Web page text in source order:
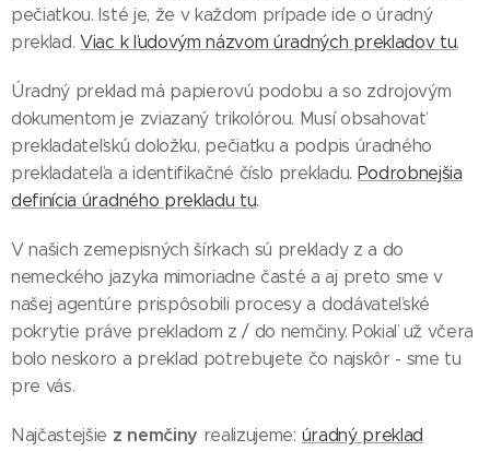
pečiatkou. Isté je, že v každom prípade ide o úradný
preklad.Viac k ľudovým názvom úradných prekladov tu.
Úradný preklad má papierovú podobu a so zdrojovým
dokumentom je zviazaný trikolórou. Musí obsahovať
prekladateľskú doložku, pečiatku a podpis úradného
prekladateľa a identifikačné číslo prekladu. Podrobnejšia
definícia úradného prekladu tu.
V našich zemepisných šírkach sú preklady z a do
nemeckého jazyka mimoriadne časté a aj preto sme v
našej agentúre prispôsobili procesy a dodávateľské
pokrytie práve prekladom z / do nemčiny. Pokiaľ už včera
bolo neskoro a preklad potrebujete čo najskôr - sme tu
pre vás.
Najčastejšie z nemčiny realizujeme: úradný preklad